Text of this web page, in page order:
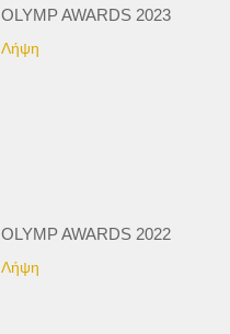
OLYMP AWARDS 2023
Λήψη
OLYMP AWARDS 2022
Λήψη